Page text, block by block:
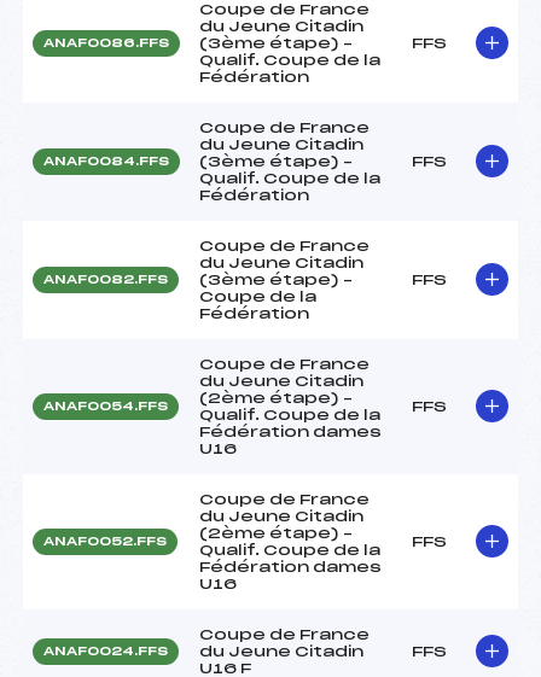
ANAF0086.FFS
Coupe de France
du Jeune Citadin
(3ème étape) –
Qualif. Coupe de la
Fédération
FFS
ANAF0084.FFS
Coupe de France
du Jeune Citadin
(3ème étape) –
Qualif. Coupe de la
Fédération
FFS
ANAF0082.FFS
Coupe de France
du Jeune Citadin
(3ème étape) –
Coupe de la
Fédération
FFS
ANAF0054.FFS
Coupe de France
du Jeune Citadin
(2ème étape) –
Qualif. Coupe de la
Fédération dames
U16
FFS
ANAF0052.FFS
Coupe de France
du Jeune Citadin
(2ème étape) –
Qualif. Coupe de la
Fédération dames
U16
FFS
ANAF0024.FFS
Coupe de France
du Jeune Citadin
U16 F
FFS